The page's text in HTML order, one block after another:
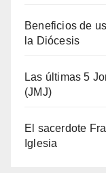
Beneficios de
la Diócesis
Las últimas 5
(JMJ)
El sacerdote
Iglesia